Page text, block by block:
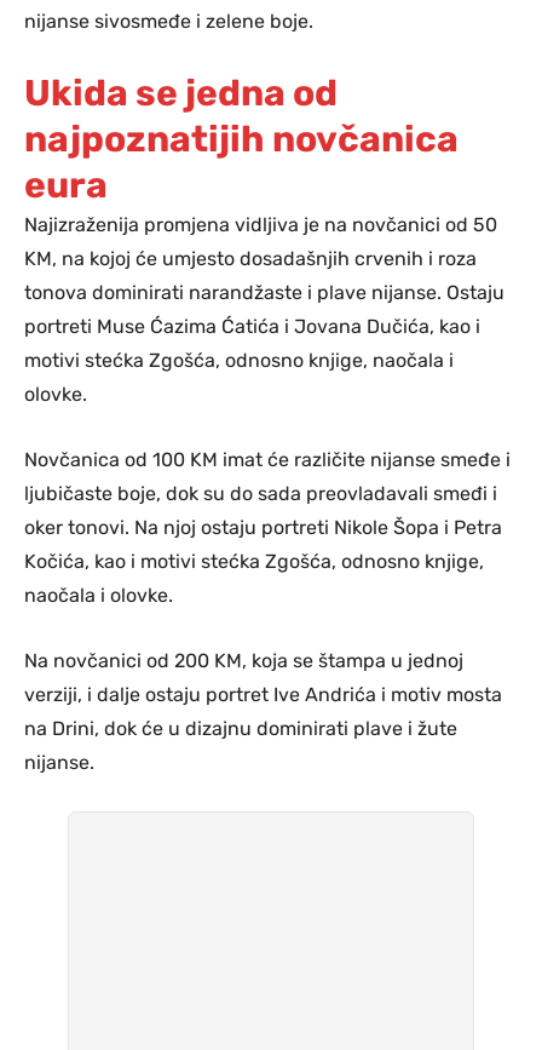
nijanse sivosmeđe i zelene boje.
Ukida se jedna od
najpoznatijih novčanica
eura
Najizraženija promjena vidljiva je na novčanici od 50
KM, na kojoj će umjesto dosadašnjih crvenih i roza
tonova dominirati narandžaste i plave nijanse. Ostaju
portreti Muse Ćazima Ćatića i Jovana Dučića, kao i
motivi stećka Zgošća, odnosno knjige, naočala i
olovke.
Novčanica od 100 KM imat će različite nijanse smeđe i
ljubičaste boje, dok su do sada preovladavali smeđi i
oker tonovi. Na njoj ostaju portreti Nikole Šopa i Petra
Kočića, kao i motivi stećka Zgošća, odnosno knjige,
naočala i olovke.
Na novčanici od 200 KM, koja se štampa u jednoj
verziji, i dalje ostaju portret Ive Andrića i motiv mosta
na Drini, dok će u dizajnu dominirati plave i žute
nijanse.